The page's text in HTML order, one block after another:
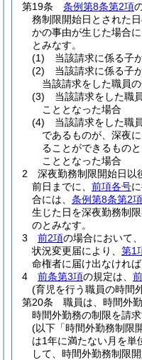
第19条
条例第8条第2項
務制限開始日とされた
かの事由が生じた場合
とみなす。
(1)
当該請求に係る子
(2)
当該請求に係る子
当該請求をした職員
(3)
当該請求をした職
こととなった場合
(4)
当該請求をした職
であるものが、深夜
ることができるもの
こととなった場合
2
深夜勤務制限開始日以
前日までに、 前項各号
合には、 条例第8条第2項
生じた日を深夜勤務制
のとみなす。
3
前2項の場合において
状況変更届により、 第1
命権者に届け出なければ
4
前条第3項の規定は、
(育児を行う職員の時間
第20条
職員は、時間外
時間外勤務の制限を請
(以下「時間外勤務制限
は1年に満たない月を単
して、時間外勤務制限